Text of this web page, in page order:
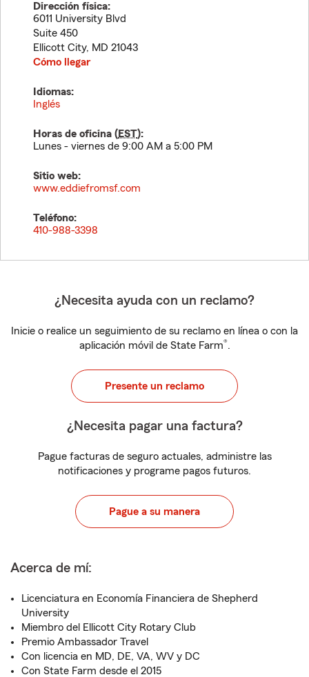
Dirección física:
6011 University Blvd
Suite 450
Ellicott City, MD 21043
Cómo llegar
Idiomas:
Inglés
Horas de oficina (EST):
Lunes - viernes de 9:00 AM a 5:00 PM
Sitio web:
www.eddiefromsf.com
Teléfono:
410-988-3398
¿Necesita ayuda con un reclamo?
Inicie o realice un seguimiento de su reclamo en línea o con la
aplicación móvil de State Farm®.
Presente un reclamo
¿Necesita pagar una factura?
Pague facturas de seguro actuales, administre las
notificaciones y programe pagos futuros.
Pague a su manera
Acerca de mí:
Licenciatura en Economía Financiera de Shepherd
University
Miembro del Ellicott City Rotary Club
Premio Ambassador Travel
Con licencia en MD, DE, VA, WV y DC
Con State Farm desde el 2015